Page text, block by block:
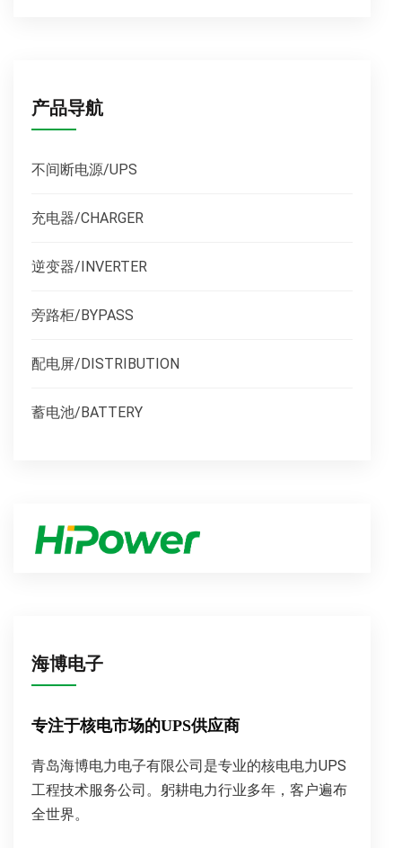
产品导航
不间断电源/UPS
充电器/CHARGER
逆变器/INVERTER
旁路柜/BYPASS
配电屏/DISTRIBUTION
蓄电池/BATTERY
海博电子
专注于核电市场的UPS供应商
青岛海博电力电子有限公司是专业的核电电力UPS
工程技术服务公司。躬耕电力行业多年，客户遍布
全世界。